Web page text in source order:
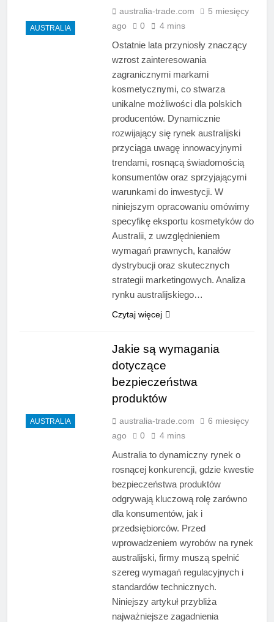
AUSTRALIA
australia-trade.com
5 miesięcy
ago
0 4 mins
Ostatnie lata przyniosły znaczący
wzrost zainteresowania
zagranicznymi markami
kosmetycznymi, co stwarza
unikalne możliwości dla polskich
producentów. Dynamicznie
rozwijający się rynek australijski
przyciąga uwagę innowacyjnymi
trendami, rosnącą świadomością
konsumentów oraz sprzyjającymi
warunkami do inwestycji. W
niniejszym opracowaniu omówimy
specyfikę eksportu kosmetyków do
Australii, z uwzględnieniem
wymagań prawnych, kanałów
dystrybucji oraz skutecznych
strategii marketingowych. Analiza
rynku australijskiego…
Czytaj więcej
AUSTRALIA
Jakie są wymagania
dotyczące
bezpieczeństwa
produktów
australia-trade.com
6 miesięcy
ago
0 4 mins
Australia to dynamiczny rynek o
rosnącej konkurencji, gdzie kwestie
bezpieczeństwa produktów
odgrywają kluczową rolę zarówno
dla konsumentów, jak i
przedsiębiorców. Przed
wprowadzeniem wyrobów na rynek
australijski, firmy muszą spełnić
szereg wymagań regulacyjnych i
standardów technicznych.
Niniejszy artykuł przybliża
najważniejsze zagadnienia